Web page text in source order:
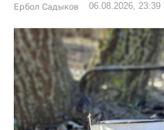
Ербол Садыков 06.08.2026, 23:39